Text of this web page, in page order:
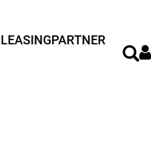
LEASINGPARTNER